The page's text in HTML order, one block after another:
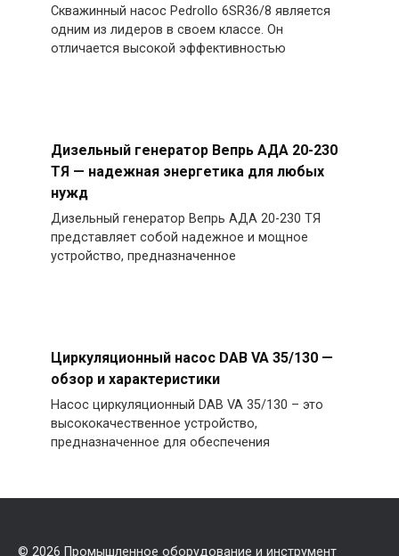
Скважинный насос Pedrollo 6SR36/8 является
одним из лидеров в своем классе. Он
отличается высокой эффективностью
Дизельный генератор Вепрь АДА 20-230
ТЯ — надежная энергетика для любых
нужд
Дизельный генератор Вепрь АДА 20-230 ТЯ
представляет собой надежное и мощное
устройство, предназначенное
Циркуляционный насос DAB VA 35/130 —
обзор и характеристики
Насос циркуляционный DAB VA 35/130 – это
высококачественное устройство,
предназначенное для обеспечения
© 2026 Промышленное оборудование и инструмент